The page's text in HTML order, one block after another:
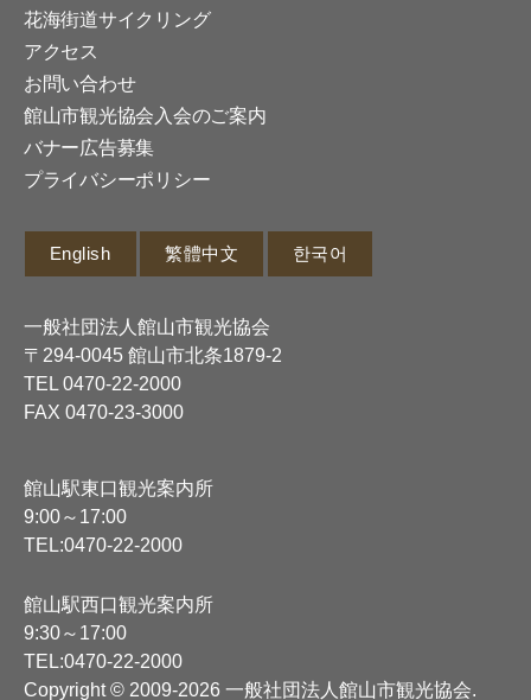
花海街道サイクリング
アクセス
お問い合わせ
館山市観光協会入会のご案内
バナー広告募集
プライバシーポリシー
English 繁體中文 한국어
一般社団法人館山市観光協会
〒294-0045 館山市北条1879-2
TEL 0470-22-2000
FAX 0470-23-3000
館山駅東口観光案内所
9:00～17:00
TEL:0470-22-2000
館山駅西口観光案内所
9:30～17:00
TEL:0470-22-2000
Copyright © 2009-2026 一般社団法人館山市観光協会.